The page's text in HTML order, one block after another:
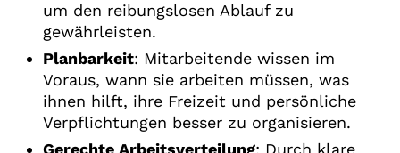
um den reibungslosen Ablauf zu
gewährleisten.
Planbarkeit: Mitarbeitende wissen im
Voraus, wann sie arbeiten müssen, was
ihnen hilft, ihre Freizeit und persönliche
Verpflichtungen besser zu organisieren.
Gerechte Arbeitsverteilung: Durch klare